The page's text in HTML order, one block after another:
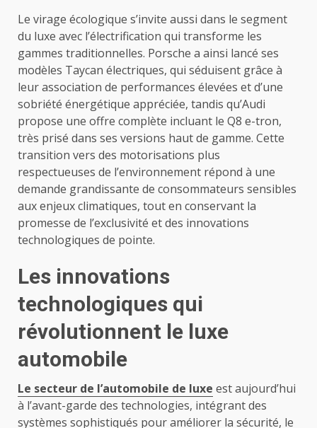
Le virage écologique s’invite aussi dans le segment
du luxe avec l’électrification qui transforme les
gammes traditionnelles. Porsche a ainsi lancé ses
modèles Taycan électriques, qui séduisent grâce à
leur association de performances élevées et d’une
sobriété énergétique appréciée, tandis qu’Audi
propose une offre complète incluant le Q8 e-tron,
très prisé dans ses versions haut de gamme. Cette
transition vers des motorisations plus
respectueuses de l’environnement répond à une
demande grandissante de consommateurs sensibles
aux enjeux climatiques, tout en conservant la
promesse de l’exclusivité et des innovations
technologiques de pointe.
Les innovations
technologiques qui
révolutionnent le luxe
automobile
Le secteur de l’automobile de luxe est aujourd’hui
à l’avant-garde des technologies, intégrant des
systèmes sophistiqués pour améliorer la sécurité, le